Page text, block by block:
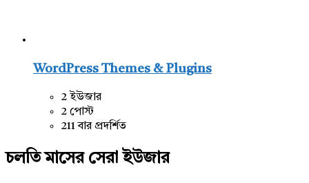
WordPress Themes & Plugins
2 ইউজার
2 পোস্ট
211 বার প্রদর্শিত
চলতি মাসের সেরা ইউজার